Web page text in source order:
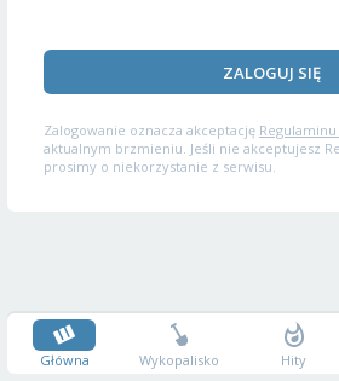
ZALOGUJ SIĘ
Zalogowanie oznacza akceptację
aktualnym brzmieniu. Jeśli nie akceptujesz
prosimy o niekorzystanie z serwisu.
Główna Wykopalisko Hity